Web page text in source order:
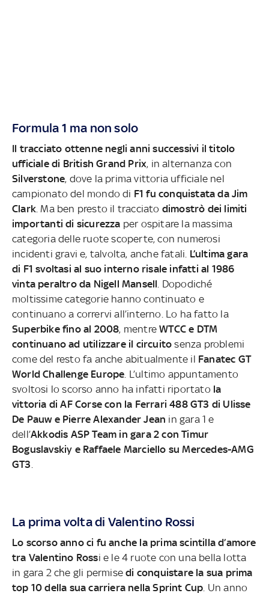
Formula 1 ma non solo
Il tracciato ottenne negli anni successivi il titolo
ufficiale di British Grand Prix, in alternanza con
Silverstone, dove la prima vittoria ufficiale nel
campionato del mondo di F1 fu conquistata da Jim
Clark . Ma ben presto il tracciato dimostrò dei limiti
importanti di sicurezza per ospitare la massima
categoria delle ruote scoperte, con numerosi
incidenti gravi e, talvolta, anche fatali. L’ultima gara
di F1 svoltasi al suo interno risale infatti al 1986
vinta peraltro da Nigell Mansell . Dopodiché
moltissime categorie hanno continuato e
continuano a corrervi all’interno. Lo ha fatto la
Superbike fino al 2008, mentreWTCC e DTM
continuano ad utilizzare il circuito senza problemi
come del resto fa anche abitualmente il Fanatec GT
World Challenge Europe . L’ultimo appuntamento
svoltosi lo scorso anno ha infatti riportato la
vittoria di AF Corse con la Ferrari 488 GT3 di Ulisse
De Pauw e Pierre Alexander Jean in gara 1 e
dell’Akkodis ASP Team in gara 2 con Timur
Boguslavskiy e Raffaele Marciello su Mercedes-AMG
GT3
La prima volta di Valentino Rossi
Lo scorso anno ci fu anche la prima scintilla d’amore
tra Valentino Rossi e le 4 ruote con una bella lotta
in gara 2 che gli permisedi conquistare la sua prima
top 10 della sua carriera nella Sprint Cup . Un anno